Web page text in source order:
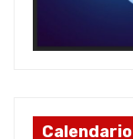
Calendario